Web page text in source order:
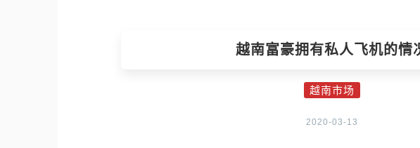
越南富豪拥有私人飞机的情
越南市场
2020-03-13